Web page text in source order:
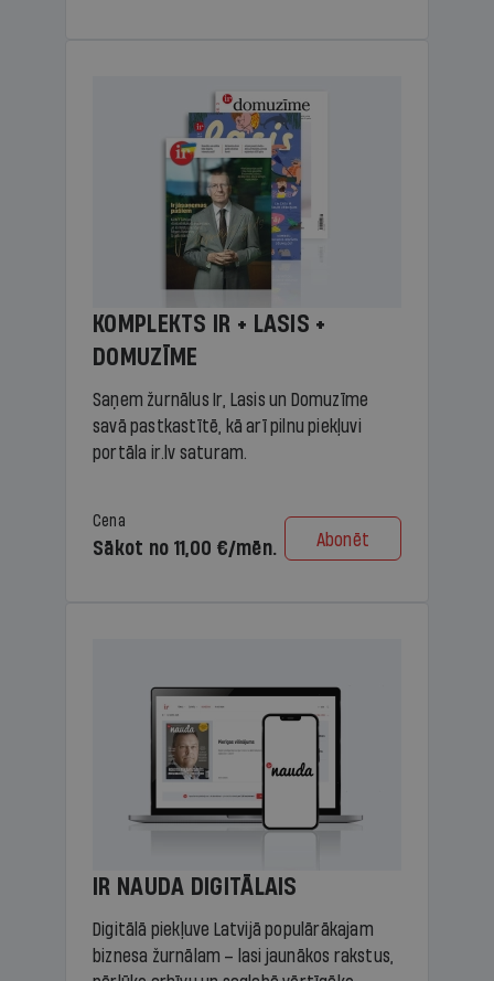
KOMPLEKTS IR + LASIS +
DOMUZĪME
Saņem žurnālus Ir, Lasis un Domuzīme
savā pastkastītē, kā arī pilnu piekļuvi
portāla ir.lv saturam.
Cena
Sākot no 11,00 €/mēn. Abonēt
IR NAUDA DIGITĀLAIS
Digitālā piekļuve Latvijā populārākajam
biznesa žurnālam – lasi jaunākos rakstus,